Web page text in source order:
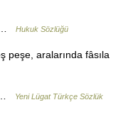
… Hukuk Sözlüğü
peşe, aralarında fâsıla
… Yeni Lügat Türkçe Sözlük